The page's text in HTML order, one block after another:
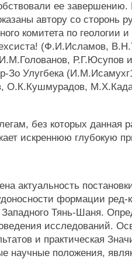
ее завершению.
автору со сторонь
комитета по геологии
(Ф.И.Исламов,
Р.Г.Юсупов и
Зо Улугбека
О.К.Кушмурадов,
без которых данная
искреннюю глубокую
актуальность
формации ред-
Западного Тянь-Шаня.
исследований.
и практическая
научные положения,